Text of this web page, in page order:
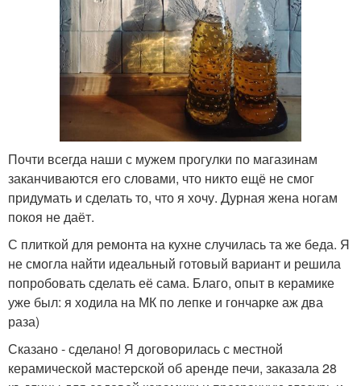
Почти всегда наши с мужем прогулки по магазинам
заканчиваются его словами, что никто ещё не смог
придумать и сделать то, что я хочу. Дурная жена ногам
покоя не даёт.
С плиткой для ремонта на кухне случилась та же беда. Я
не смогла найти идеальный готовый вариант и решила
попробовать сделать её сама. Благо, опыт в керамике
уже был: я ходила на МК по лепке и гончарке аж два
раза)
Сказано - сделано! Я договорилась с местной
керамической мастерской об аренде печи, заказала 28